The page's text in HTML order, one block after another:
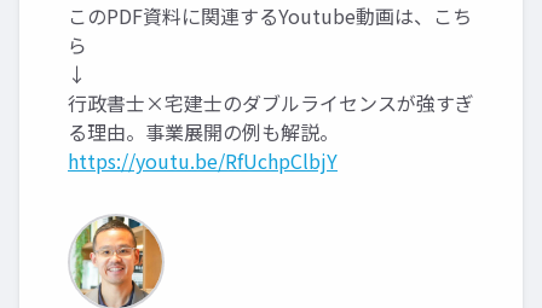
このPDF資料に関連するYoutube動画は、こち
ら
↓
行政書士×宅建士のダブルライセンスが強すぎ
る理由。事業展開の例も解説。
https://youtu.be/RfUchpClbjY